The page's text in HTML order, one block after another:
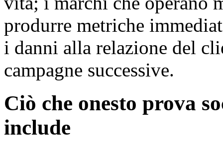
produrre metriche
i danni alla relazione del
campagne successive.
Ciò che onesto prova
include